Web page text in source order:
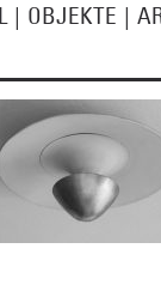
| OBJEKTE |